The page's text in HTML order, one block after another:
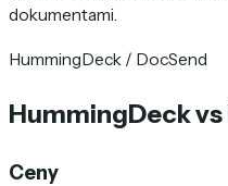
dokumentami.
HummingDeck / DocSend
HummingDeck
Ceny